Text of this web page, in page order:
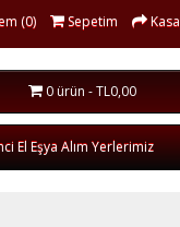
(0) Sepetim
0 ürün - TL0,00
El Eşya Alım Yerlerimiz